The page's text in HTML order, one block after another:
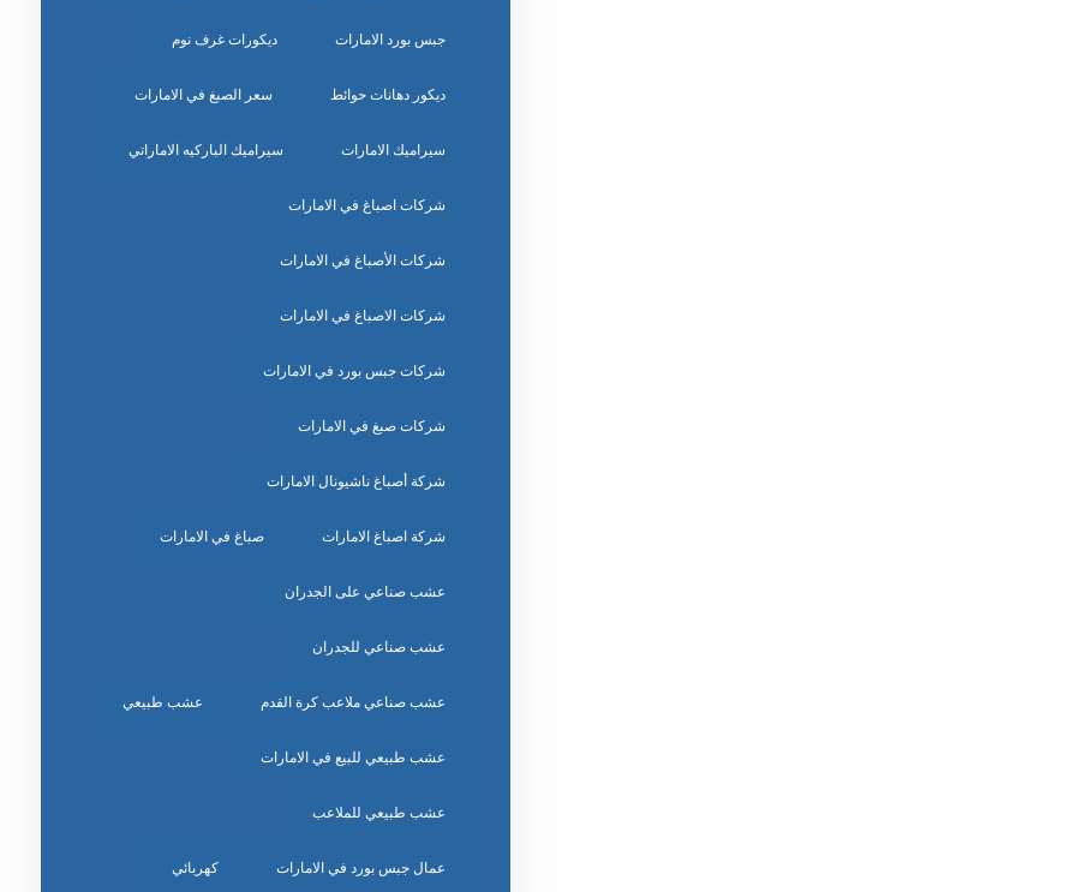
جبس بورد الامارات ديكورات غرف نوم
ديكور دهانات حوائط سعر الصبغ في الامارات
سيراميك الامارات سيراميك الباركيه الاماراتي
شركات اصباغ في الامارات
شركات الأصباغ في الامارات
شركات الاصباغ في الامارات
شركات جبس بورد في الامارات
شركات صبغ في الامارات
شركة أصباغ ناشيونال الامارات
شركة اصباغ الامارات صباغ في الامارات
عشب صناعي على الجدران
عشب صناعي للجدران
عشب صناعي ملاعب كرة القدم عشب طبيعي
عشب طبيعي للبيع في الامارات
عشب طبيعي للملاعب
عمال جبس بورد في الامارات كهربائي